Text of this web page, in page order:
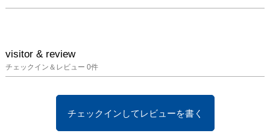
visitor & review
チェックイン＆レビュー 0件
チェックインしてレビューを書く